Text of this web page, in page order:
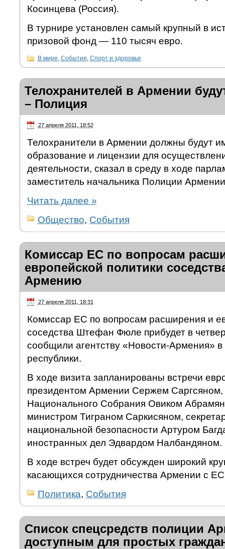
Косинцева (Россия).
В турнире установлен самый крупный в
призовой фонд — 110 тысяч евро.
В мире, События, Спорт и здоровье
Телохранителей в Армении
– Полиция
27 апреля 2011, 18:52
Телохранители в Армении должны будут
образование и лицензии для
деятельности, сказал в среду в ходе
заместитель начальника Полиции
Читать далее »
Общество, События
Комиссар ЕС по вопросам
европейской политики
Армению
27 апреля 2011, 18:31
Комиссар ЕС по вопросам расширения и
соседства Штефан Фюле прибудет в
сообщили агентству «Новости-Армения»
республики.
В ходе визита запланированы встречи
президентом Армении Сержем Саргсяном,
Национального Собрания Овиком
министром Тиграном Саркисяном,
национальной безопасности Артуром
иностранных дел Эдвардом Налбандяном.
В ходе встреч будет обсужден широкий
касающихся сотрудничества Армении с
Политика, События
Список спецсредств полиции
доступным для простых